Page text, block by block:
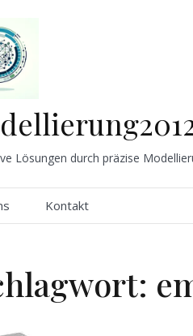
Lösungen durch präzise
Kontakt